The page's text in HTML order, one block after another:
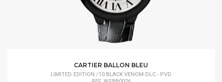
CARTIER BALLON BLEU
LIMITED EDITION /10 BLACK VENOM DLC - PVD